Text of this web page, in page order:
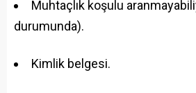
Muhtaçlık koşulu
durumunda).
Kimlik belgesi.